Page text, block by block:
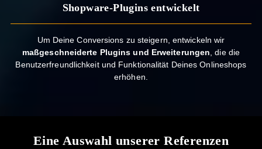
Shopware-Plugins entwickelt
Um Deine Conversions zu steigern, entwickeln wir
maßgeschneiderte Plugins und Erweiterungen, die die
Benutzerfreundlichkeit und Funktionalität Deines Onlineshops
erhöhen.
Eine Auswahl unserer Referenzen